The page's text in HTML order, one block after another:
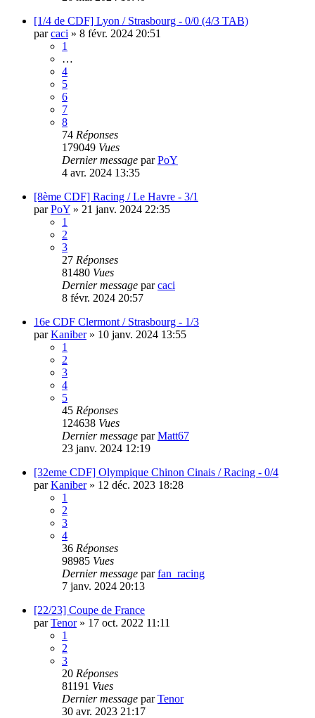
[1/4 de CDF] Lyon / Strasbourg - 0/0 (4/3 TAB)
parcaci » 8 févr. 2024 20:51
1
…
4
5
6
7
8
74 Réponses
179049 Vues
Dernier message parPoY
4 avr. 2024 13:35
[8ème CDF] Racing / Le Havre - 3/1
parPoY » 21 janv. 2024 22:35
1
2
3
27 Réponses
81480 Vues
Dernier message parcaci
8 févr. 2024 20:57
16e CDF Clermont / Strasbourg - 1/3
parKaniber» 10 janv. 2024 13:55
1
2
3
4
5
45 Réponses
124638 Vues
Dernier message parMatt67
23 janv. 2024 12:19
[32eme CDF] Olympique Chinon Cinais / Racing - 0/4
parKaniber» 12 déc. 2023 18:28
1
2
3
4
36 Réponses
98985 Vues
Dernier message parfan_racing
7 janv. 2024 20:13
[22/23] Coupe de France
parTenor» 17 oct. 2022 11:11
1
2
3
20 Réponses
81191 Vues
Dernier message parTenor
30 avr. 2023 21:17